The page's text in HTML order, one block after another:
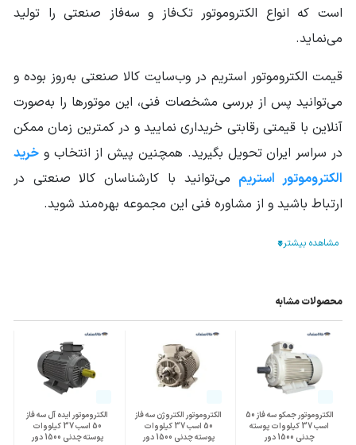
محصول
چین
است که انواع الکتروموتور تک‌فاز و سه‌فاز صنعتی را تولید
می‌نماید.
قیمت الکتروموتور استریم در وب‌سایت کالا صنعتی به‌روز بوده و
می‌توانید پس از بررسی مشخصات فنی، این موتورها را به‌صورت
آنلاین با قیمتی رقابتی خریداری نمایید و در کمترین زمان ممکن
در سراسر ایران تحویل بگیرید. همچنین پیش از انتخاب و خرید
الکتروموتور استریم می‌توانید با کارشناسان کالا صنعتی در
ارتباط باشید و از مشاوره فنی این مجموعه بهره‌مند شوید.
محصولات مشابه
الکتروموتور جمکو سه فاز 50
اسب 37 کیلووات پوسته
چدنی 1500 دور
الکتروموتور الکتروژن سه فاز
50 اسب 37 کیلووات
پوسته چدنی 1500 دور
الکتروموتور ایده آل سه فاز
50 اسب 37 کیلووات
پوسته چدنی 1500 دور